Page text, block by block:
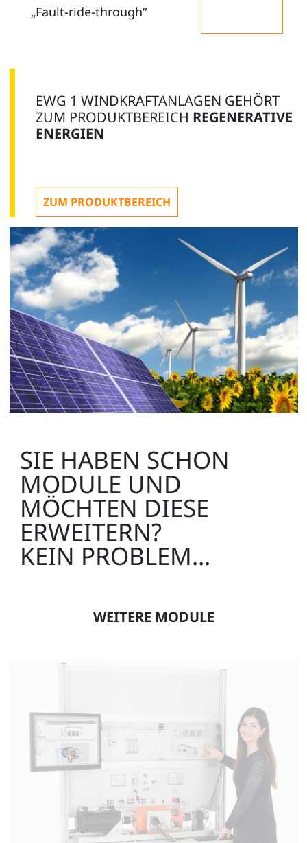
„Fault-ride-through“
EWG 1 WINDKRAFTANLAGEN GEHÖRT
ZUM PRODUKTBEREICH REGENERATIVE
ENERGIEN
ZUM PRODUKTBEREICH
SIE HABEN SCHON
MODULE UND
MÖCHTEN DIESE
ERWEITERN?
KEIN PROBLEM...
WEITERE MODULE